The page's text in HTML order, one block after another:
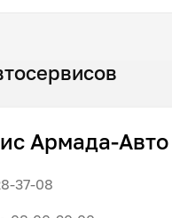
Армада-Авто
37-08